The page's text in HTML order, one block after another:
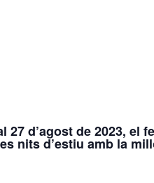
27 d’agostde 2023, el
nits d’estiu amb la